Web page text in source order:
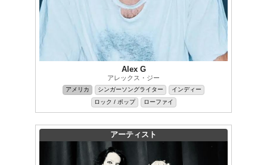
Alex G
アレックス・ジー
アメリカ シンガーソングライター
インディー
ロック / ポップ
ローファイ
アーティスト